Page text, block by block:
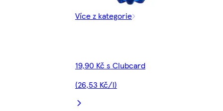
Více z kategorie
19,90 Kč s Clubcard
(26,53 Kč/l)